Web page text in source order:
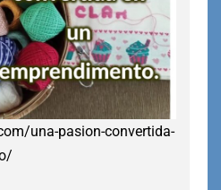
una-pasion-convertida-